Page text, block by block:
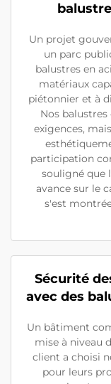
Un projet
un parc
balustres en
matériaux
piétonnier et à
Nos
exigences,
participation
souligné que
avance sur le
s'est
Sécurité
avec des
Un bâtiment
mise à niveau
client a choisi
pour leurs